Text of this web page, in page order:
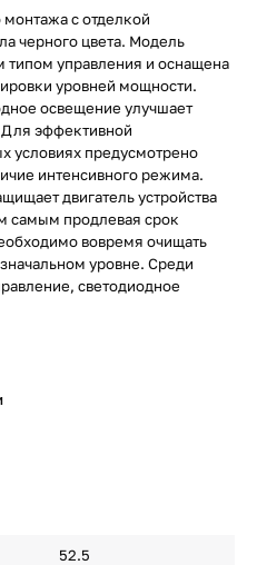
с отделкой
черного цвета. Модель
типом управления и оснащена
уровней мощности.
освещение улучшает
Для эффективной
условиях предусмотрено
интенсивного режима.
двигатель устройства
самым продлевая срок
вовремя очищать
уровне. Среди
светодиодное
52.5